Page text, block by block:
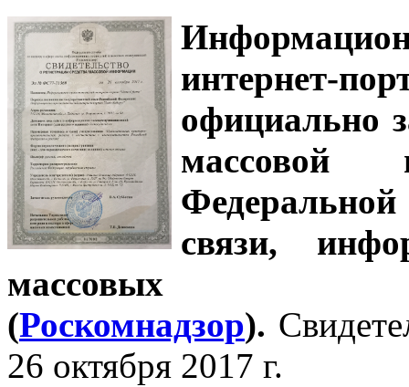
интернет-
официально
связи,
массовых
(Роскомнадзор).
26 октября 2017 г.